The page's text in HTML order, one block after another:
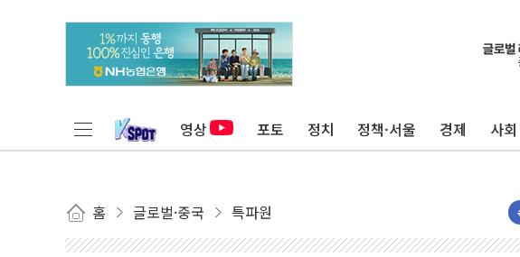
영상 포토 정치 정책·서울 경제 사회
홈 글로벌·중국 특파원